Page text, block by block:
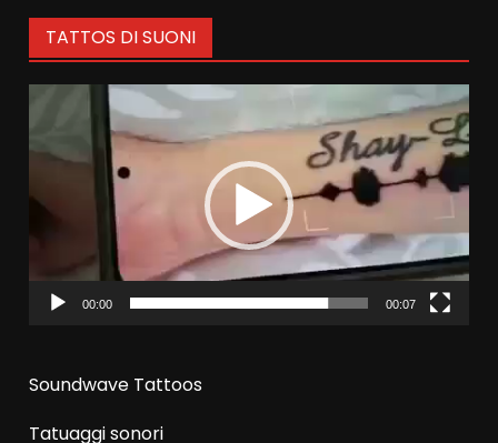
TATTOS DI SUONI
00:00 00:07
Soundwave Tattoos
Tatuaggi sonori